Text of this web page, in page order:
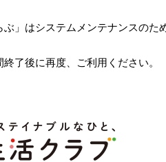
」はシステムメンテナンスのた
了後に再度、ご利用ください。